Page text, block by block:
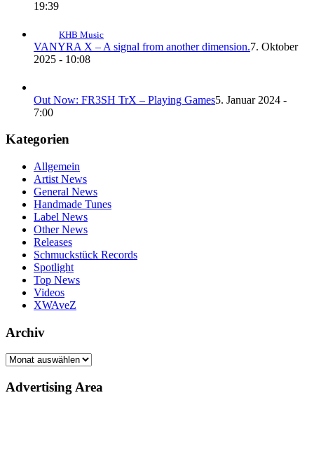
19:39
KHB Music
VANYRA X – A signal from another dimension.7. Oktober
2025 - 10:08
Out Now: FR3SH TrX – Playing Games5. Januar 2024 -
7:00
Kategorien
Allgemein
Artist News
General News
Handmade Tunes
Label News
Other News
Releases
Schmuckstück Records
Spotlight
Top News
Videos
XWAveZ
Archiv
Archiv
Advertising Area